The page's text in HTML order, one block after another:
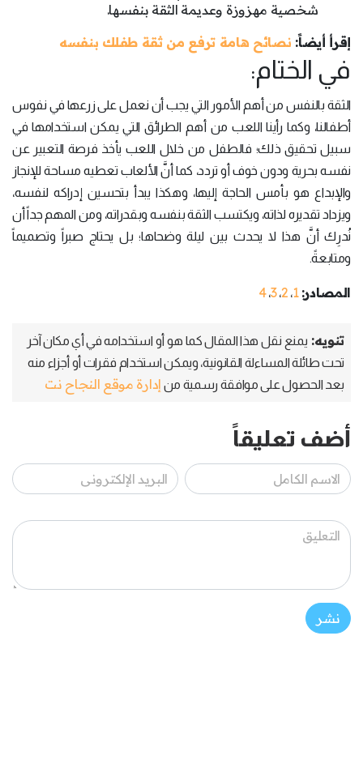
شخصية مهزوزة وعديمة الثقة بنفسها.
إقرأ أيضاً: نصائح هامة ترفع من ثقة طفلك بنفسه
في الختام:
الثقة بالنفس من أهم الأمور التي يجب أن نعمل على زرعها في نفوس
أطفالنا، وكما رأينا اللعب من أهم الطرائق التي يمكن استخدامها في
سبيل تحقيق ذلك؛ فالطفل من خلال اللعب يأخذ فرصة التعبير عن
نفسه بحرية ودون خوف أو تردد، كما أنَّ الألعاب تعطيه مساحة للإنجاز
والإبداع هو بأمس الحاجة إليها، وهكذا يبدأ بتحسين إدراكه لنفسه،
ويزداد تقديره لذاته، ويكتسب الثقة بنفسه وبقدراته، ومن المهم جداً أن
نُدرِك أنَّ هذا لا يحدث بين ليلة وضحاها؛ بل يحتاج صبراً وتصميماً
ومتابعةً.
المصادر: 1، 2،3،4
تنويه: يمنع نقل هذا المقال كما هو أو استخدامه في أي مكان آخر
تحت طائلة المساءلة القانونية، ويمكن استخدام فقرات أو أجزاء منه
بعد الحصول على موافقة رسمية من إدارة موقع النجاح نت
أضف تعليقاً
نشر